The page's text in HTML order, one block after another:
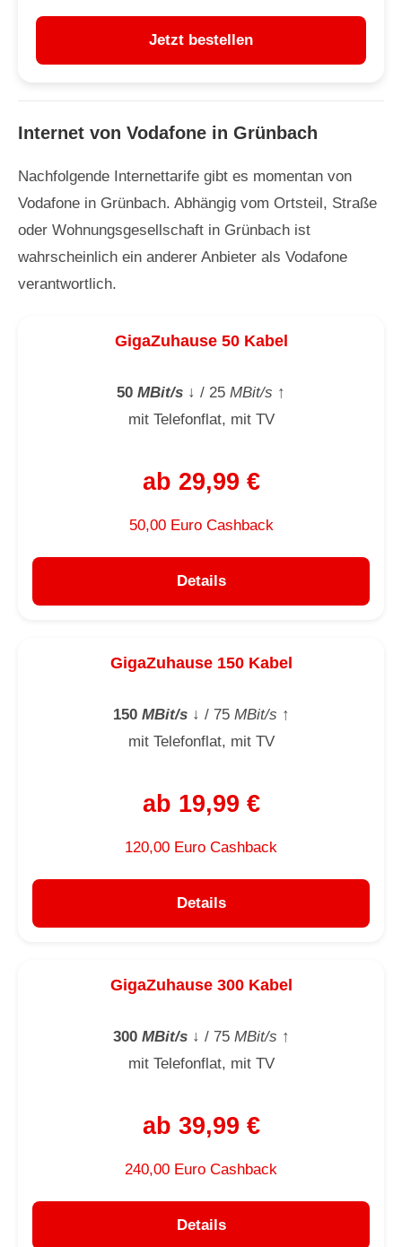
Jetzt bestellen
Internet von Vodafone in Grünbach
Nachfolgende Internettarife gibt es momentan von
Vodafone in Grünbach. Abhängig vom Ortsteil, Straße
oder Wohnungsgesellschaft in Grünbach ist
wahrscheinlich ein anderer Anbieter als Vodafone
verantwortlich.
GigaZuhause 50 Kabel
50 MBit/s ↓ / 25 MBit/s ↑
mit Telefonflat, mit TV
ab 29,99 €
50,00 Euro Cashback
Details
GigaZuhause 150 Kabel
150MBit/s↓ / 75MBit/s ↑
mit Telefonflat, mit TV
ab 19,99 €
120,00 Euro Cashback
Details
GigaZuhause 300 Kabel
300MBit/s↓ / 75MBit/s ↑
mit Telefonflat, mit TV
ab 39,99 €
240,00 Euro Cashback
Details